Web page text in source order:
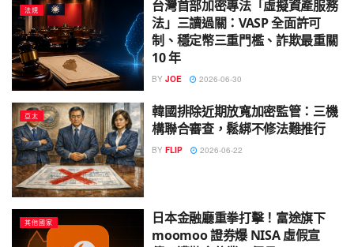
法規
台灣首部加密專法「虛擬資產服務
法」三讀過關：VASP 全面許可
制、穩定幣三重門檻、詐欺最重關
10 年
BY JOE 2026-06-30
亞太
韓國排除近期放寬加密監管：三機
構聯合審查，鬆綁不修法難推行
BY FLIP 2026-06-22
其他國家
日本金融廳重拳打擊！富途旗下
moomoo 證券爆 NISA 虛假宣